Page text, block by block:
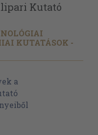
Kutató
KUTATÁSOK -